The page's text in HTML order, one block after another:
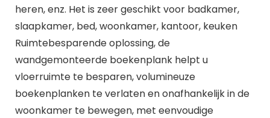
heren, enz. Het is zeer geschikt voor badkamer,
slaapkamer, bed, woonkamer, kantoor, keuken
Ruimtebesparende oplossing, de
wandgemonteerde boekenplank helpt u
vloerruimte te besparen, volumineuze
boekenplanken te verlaten en onafhankelijk in de
woonkamer te bewegen, met eenvoudige